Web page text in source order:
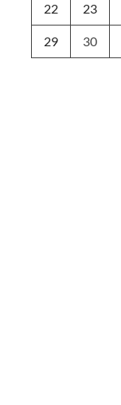
22 23
29 30